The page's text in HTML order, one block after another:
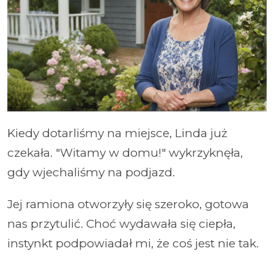
Kiedy dotarliśmy na miejsce, Linda już
czekała. "Witamy w domu!" wykrzyknęła,
gdy wjechaliśmy na podjazd.
Jej ramiona otworzyły się szeroko, gotowa
nas przytulić. Choć wydawała się ciepła,
instynkt podpowiadał mi, że coś jest nie tak.